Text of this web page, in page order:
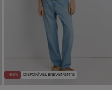
-65% DISPONÍVEL BREVEMENTE